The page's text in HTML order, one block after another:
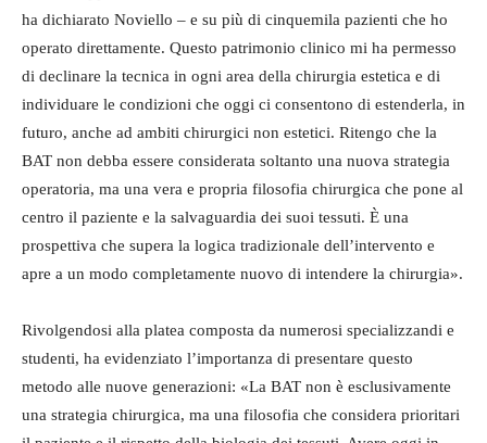
ha dichiarato Noviello – e su più di cinquemila pazienti che ho
operato direttamente. Questo patrimonio clinico mi ha permesso
di declinare la tecnica in ogni area della chirurgia estetica e di
individuare le condizioni che oggi ci consentono di estenderla, in
futuro, anche ad ambiti chirurgici non estetici. Ritengo che la
BAT non debba essere considerata soltanto una nuova strategia
operatoria, ma una vera e propria filosofia chirurgica che pone al
centro il paziente e la salvaguardia dei suoi tessuti. È una
prospettiva che supera la logica tradizionale dell’intervento e
apre a un modo completamente nuovo di intendere la chirurgia».
Rivolgendosi alla platea composta da numerosi specializzandi e
studenti, ha evidenziato l’importanza di presentare questo
metodo alle nuove generazioni: «La BAT non è esclusivamente
una strategia chirurgica, ma una filosofia che considera prioritari